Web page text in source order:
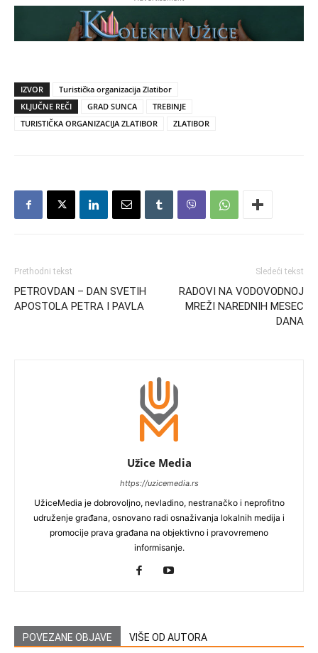
IZVOR
Turistička organizacija Zlatibor
KLJUČNE REČI
GRAD SUNCA
TREBINJE
TURISTIČKA ORGANIZACIJA ZLATIBOR
ZLATIBOR
Prethodni tekst
PETROVDAN – DAN SVETIH
APOSTOLA PETRA I PAVLA
Sledeći tekst
RADOVI NA VODOVODNOJ
MREŽI NAREDNIH MESEC
DANA
Užice Media
https://uzicemedia.rs
UžiceMedia je dobrovoljno, nevladino, nestranačko i neprofitno
udruženje građana, osnovano radi osnaživanja lokalnih medija i
promocije prava građana na objektivno i pravovremeno
informisanje.
POVEZANE OBJAVE VIŠE OD AUTORA